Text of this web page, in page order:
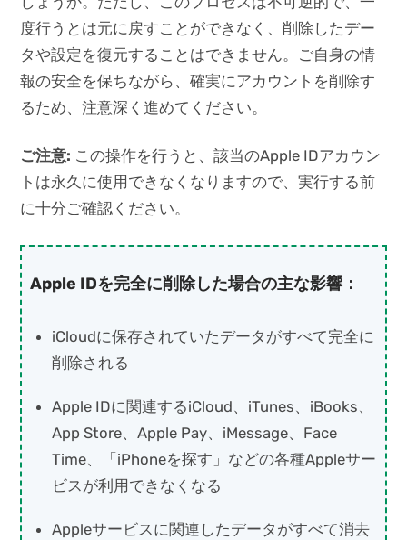
度行うとは元に戻すことができなく、削除したデー
タや設定を復元することはできません。ご自身の情
報の安全を保ちながら、確実にアカウントを削除す
るため、注意深く進めてください。
ご注意: この操作を行うと、該当のApple IDアカウン
トは永久に使用できなくなりますので、実行する前
に十分ご確認ください。
Apple IDを完全に削除した場合の主な影響：
iCloudに保存されていたデータがすべて完全に
削除される
Apple IDに関連するiCloud、iTunes、iBooks、
App Store、Apple Pay、iMessage、Face
Time、「iPhoneを探す」などの各種Appleサー
ビスが利用できなくなる
Appleサービスに関連したデータがすべて消去